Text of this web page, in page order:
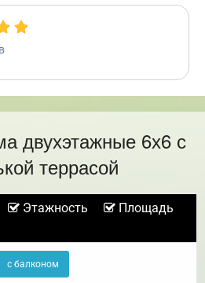
двухэтажные 6х6 с
террасой
Этажность
Площадь
с балконом